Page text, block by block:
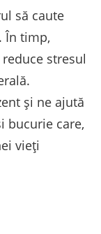
să caute
În timp,
stresul
și ne ajută
bucurie care,
vieți